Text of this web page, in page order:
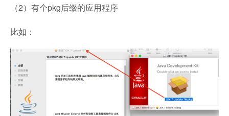
（2）有个pkg后缀的应用程序
比如：